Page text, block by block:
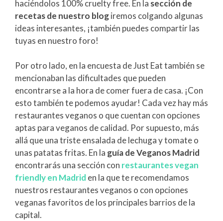
haciéndolos 100% cruelty free. En la sección de
recetas de nuestro blogiremos colgando algunas
ideas interesantes, ¡también puedes compartir las
tuyas en nuestro foro!
Por otro lado, en la encuesta de Just Eat también se
mencionaban las dificultades que pueden
encontrarse a la hora de comer fuera de casa. ¡Con
esto también te podemos ayudar! Cada vez hay más
restaurantes veganos o que cuentan con opciones
aptas para veganos de calidad. Por supuesto, más
allá que una triste ensalada de lechuga y tomate o
unas patatas fritas. En la guía de Veganos Madrid
encontrarás una sección con restaurantes vegan
friendly en Madrid en la que te recomendamos
nuestros restaurantes veganos o con opciones
veganas favoritos de los principales barrios de la
capital.